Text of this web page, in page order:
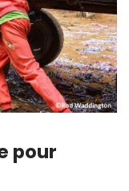
pour